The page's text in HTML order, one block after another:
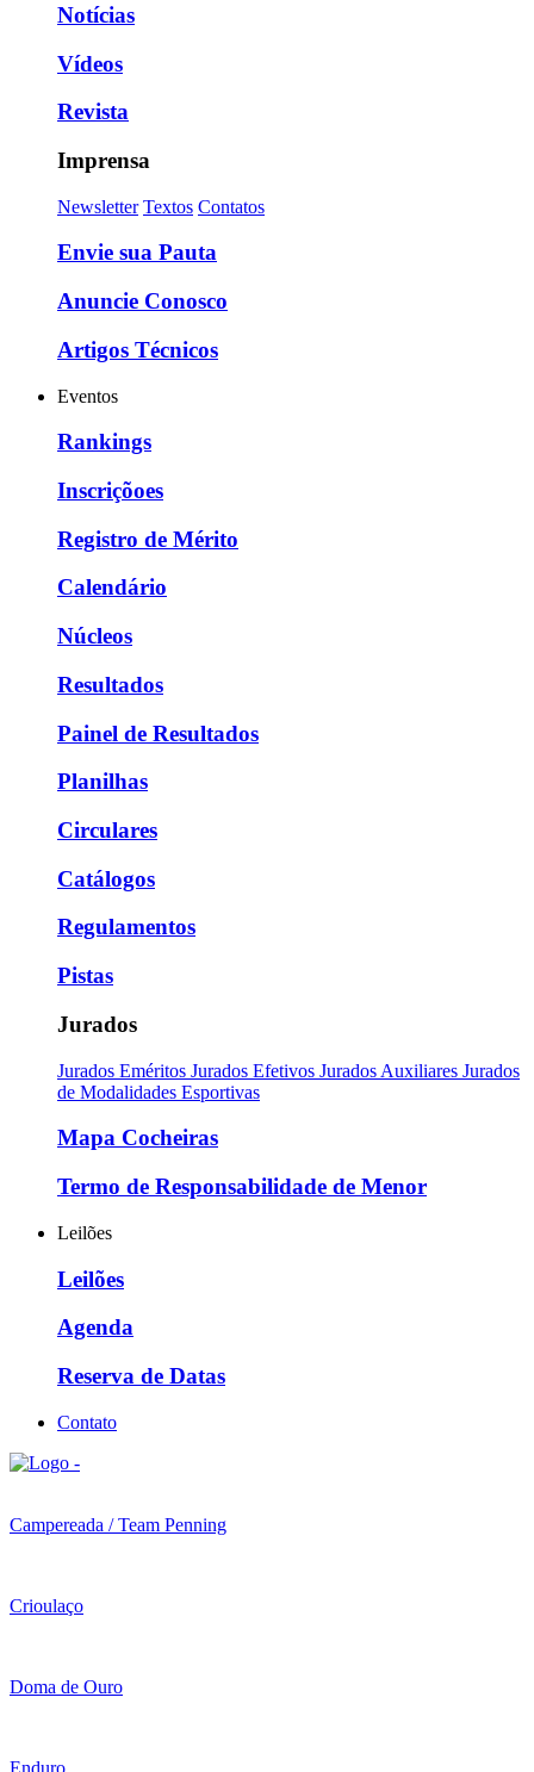
Notícias
Vídeos
Revista
Imprensa
Newsletter Textos Contatos
Envie sua Pauta
Anuncie Conosco
Artigos Técnicos
Eventos
Rankings
Inscriçõoes
Registro de Mérito
Calendário
Núcleos
Resultados
Painel de Resultados
Planilhas
Circulares
Catálogos
Regulamentos
Pistas
Jurados
Jurados Eméritos Jurados Efetivos Jurados Auxiliares Jurados
de Modalidades Esportivas
Mapa Cocheiras
Termo de Responsabilidade de Menor
Leilões
Leilões
Agenda
Reserva de Datas
Contato
Campereada / Team Penning
Crioulaço
Doma de Ouro
Enduro